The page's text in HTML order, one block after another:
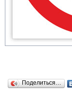
Поделиться…